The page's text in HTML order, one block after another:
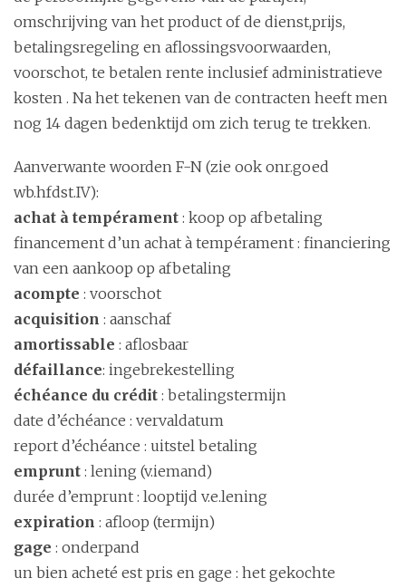
omschrijving van het product of de dienst,prijs,
betalingsregeling en aflossingsvoorwaarden,
voorschot, te betalen rente inclusief administratieve
kosten . Na het tekenen van de contracten heeft men
nog 14 dagen bedenktijd om zich terug te trekken.
Aanverwante woorden F-N (zie ook onr.goed
wb.hfdst.IV):
achat à tempérament : koop op afbetaling
financement d’un achat à tempérament : financiering
van een aankoop op afbetaling
acompte : voorschot
acquisition : aanschaf
amortissable : aflosbaar
défaillance: ingebrekestelling
échéance du crédit : betalingstermijn
date d’échéance : vervaldatum
report d’échéance : uitstel betaling
emprunt : lening (v.iemand)
durée d’emprunt : looptijd v.e.lening
expiration : afloop (termijn)
gage : onderpand
un bien acheté est pris en gage : het gekochte